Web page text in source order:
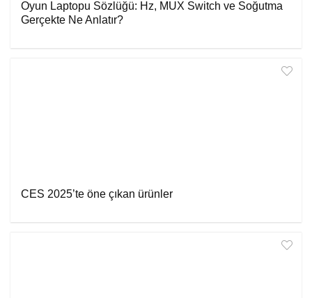
Oyun Laptopu Sözlüğü: Hz, MUX Switch ve Soğutma
Gerçekte Ne Anlatır?
CES 2025’te öne çıkan ürünler